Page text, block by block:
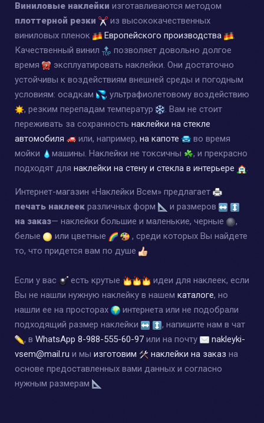
Виниловые наклейки изготавливаются методом
плоттерной резки
из высококачественных
виниловых пленок
Европейского производства
.
Качественный винил
позволяет довольно долгое
время
эксплуатировать наклейки. Они достаточно
устойчивы к воздействиям внешней среды и погодным
условиям: осадкам
, ультрафиолетовому воздействию
, резким перепадам температур
. Вам не стоит
переживать за сохранность наклейки на стекле
автомобиля
или, например, на капоте
во время
мойки
машины. Наклейки не токсичны
, и прекрасно
подходят для наклейки на стену и стекла в интерьере .
Интернет-магазин «Наклейки Всем» предлагает
печать наклеек различных форм
и размеров
на заказ— наклейки большие и маленькие, черные
,
белые
или цветные
, среди которых Вы найдете
то, что придется вам по душе
Если у вас есть крутые
идеи для наклеек, если
Вы не нашли нужную наклейку в нашем каталоге, но
нашли ее на просторах
интернета или не подобрали
подходящий размер наклейки
, напишите нам в чат
, в WhatsApp 8-988-555-60-97 или на почту
nakleyki-
vsem@mail.ru и мы изготовим наклейки на заказ на
основе предоставленных вами данных и согласно
нужным размерам